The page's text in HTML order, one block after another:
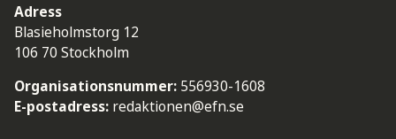
Adress
Blasieholmstorg 12
106 70 Stockholm
Organisationsnummer: 556930-1608
E-postadress: redaktionen@efn.se